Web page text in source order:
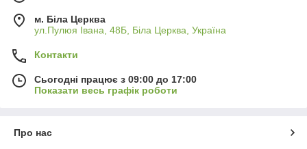
м. Біла Церква
ул.Пулюя Івана, 48Б, Біла Церква, Україна
Контакти
Сьогодні працює з 09:00 до 17:00
Показати весь графік роботи
Про нас